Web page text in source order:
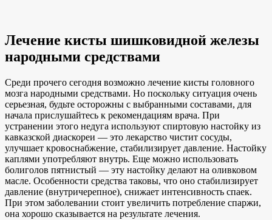
Лечение кисты шишковидной железы
народными средствами
Среди прочего сегодня возможно лечение кисты головного
мозга народными средствами. Но поскольку ситуация очень
серьезная, будьте осторожны с выбранными составами, для
начала прислушайтесь к рекомендациям врача. При
устранении этого недуга используют спиртовую настойку из
кавказской диаскореи — это лекарство чистит сосуды,
улучшает кровоснабжение, стабилизирует давление. Настойку
каплями употребляют внутрь. Еще можно использовать
болиголов пятнистый — эту настойку делают на оливковом
масле. Особенности средства таковы, что оно стабилизирует
давление (внутричерепное), снижает интенсивность спаек.
При этом заболевании стоит увеличить потребление спаржи,
она хорошо сказывается на результате лечения.